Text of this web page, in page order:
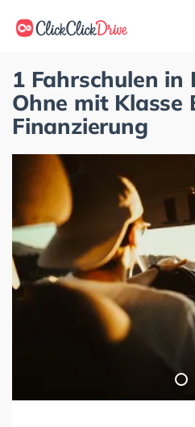
1 Fahrschulen in
Ohne mit Klasse
Finanzierung